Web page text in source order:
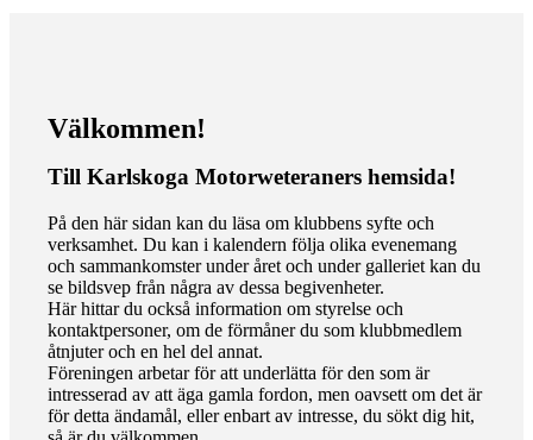
Välkommen!
Till Karlskoga Motorweteraners hemsida!
På den här sidan kan du läsa om klubbens syfte och
verksamhet. Du kan i kalendern följa olika evenemang
och sammankomster under året och under galleriet kan du
se bildsvep från några av dessa begivenheter.
Här hittar du också information om styrelse och
kontaktpersoner, om de förmåner du som klubbmedlem
åtnjuter och en hel del annat.
Föreningen arbetar för att underlätta för den som är
intresserad av att äga gamla fordon, men oavsett om det är
för detta ändamål, eller enbart av intresse, du sökt dig hit,